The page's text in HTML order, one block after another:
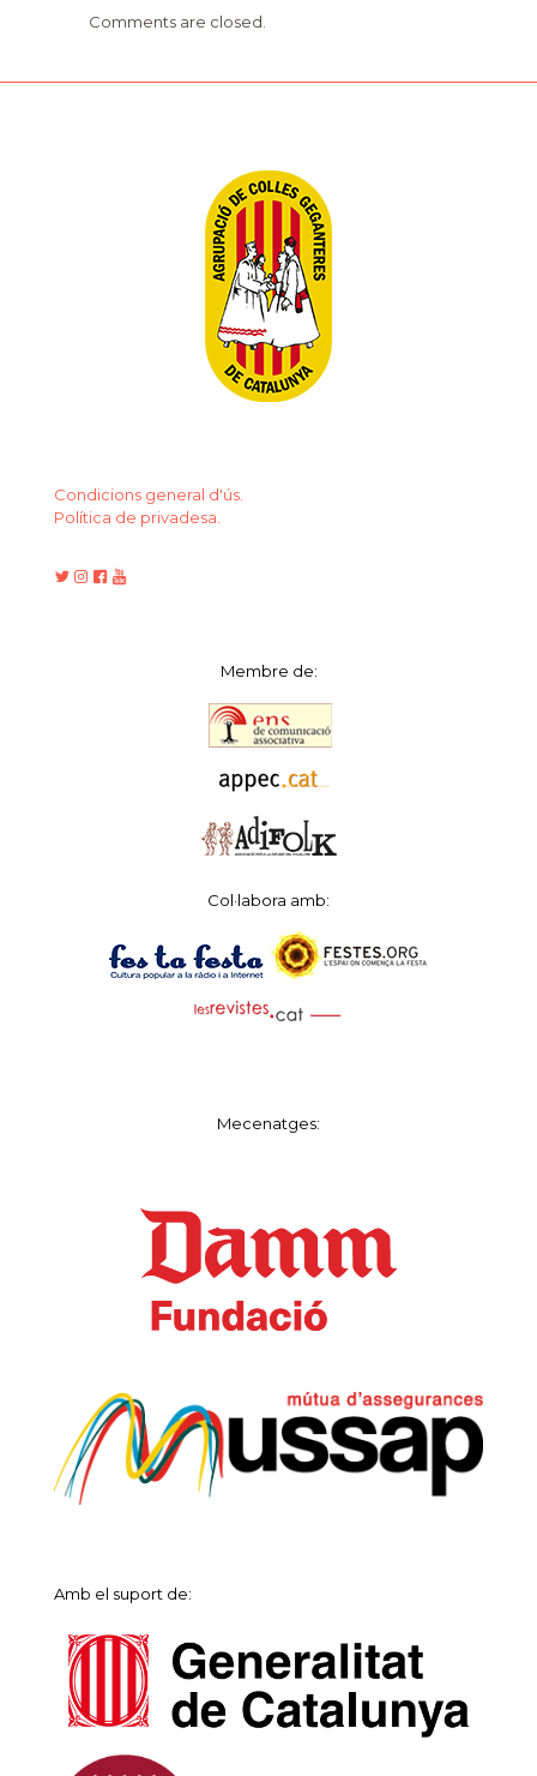
Comments are closed.
Condicions general d'ús.
Política de privadesa.
Membre de:
Col·labora amb:
Mecenatges:
Amb el suport de: